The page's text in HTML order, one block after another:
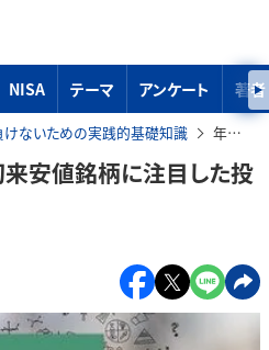
NISA テーマ アンケート 著者
けないための実践的基礎知識 年初来高値銘柄・年初来安値銘柄に注目した投資戦略とは？
安値銘柄に注目した投